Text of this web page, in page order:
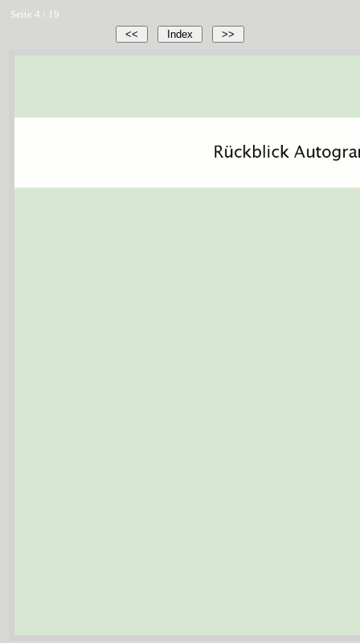
Seite 4 / 19